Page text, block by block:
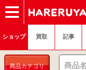
ショップ
買取
記事
デッキ検索
デッキ構築
選手一覧
店舗一覧
イベント
ヘルプ
お問い合わせ
ショップ 買取 記事
商品カテゴリ